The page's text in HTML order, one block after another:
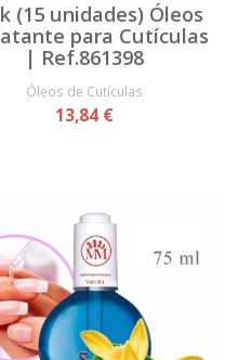
(15 unidades) Óleos
para Cutículas
| Ref.861398
Óleos de Cutículas
13,84 €